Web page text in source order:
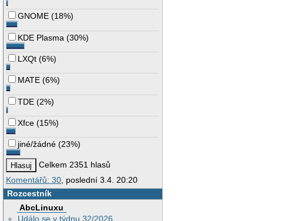
GNOME (18%)
KDE Plasma (30%)
LXQt (6%)
MATE (6%)
TDE (2%)
Xfce (15%)
jiné/žádné (23%)
Celkem 2351 hlasů
Komentářů: 30 , poslední 3.4. 20:20
Rozcestník
AbcLinuxu
Událo se v týdnu 32/2026